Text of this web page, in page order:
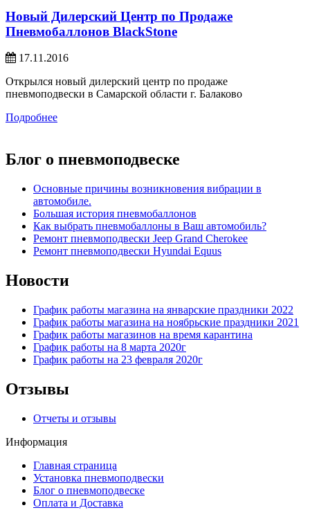
Новый Дилерский Центр по Продаже
Пневмобаллонов BlackStone
17.11.2016
Открылся новый дилерский центр по продаже
пневмоподвески в Самарской области г. Балаково
Подробнее
Блог о пневмоподвеске
Основные причины возникновения вибрации в
автомобиле.
Большая история пневмобаллонов
Как выбрать пневмобаллоны в Ваш автомобиль?
Ремонт пневмоподвески Jeep Grand Cherokee
Ремонт пневмоподвески Hyundai Equus
Новости
График работы магазина на январские праздники 2022
График работы магазина на ноябрьские праздники 2021
График работы магазинов на время карантина
График работы на 8 марта 2020г
График работы на 23 февраля 2020г
Отзывы
Отчеты и отзывы
Информация
Главная страница
Установка пневмоподвески
Блог о пневмоподвеске
Оплата и Доставка